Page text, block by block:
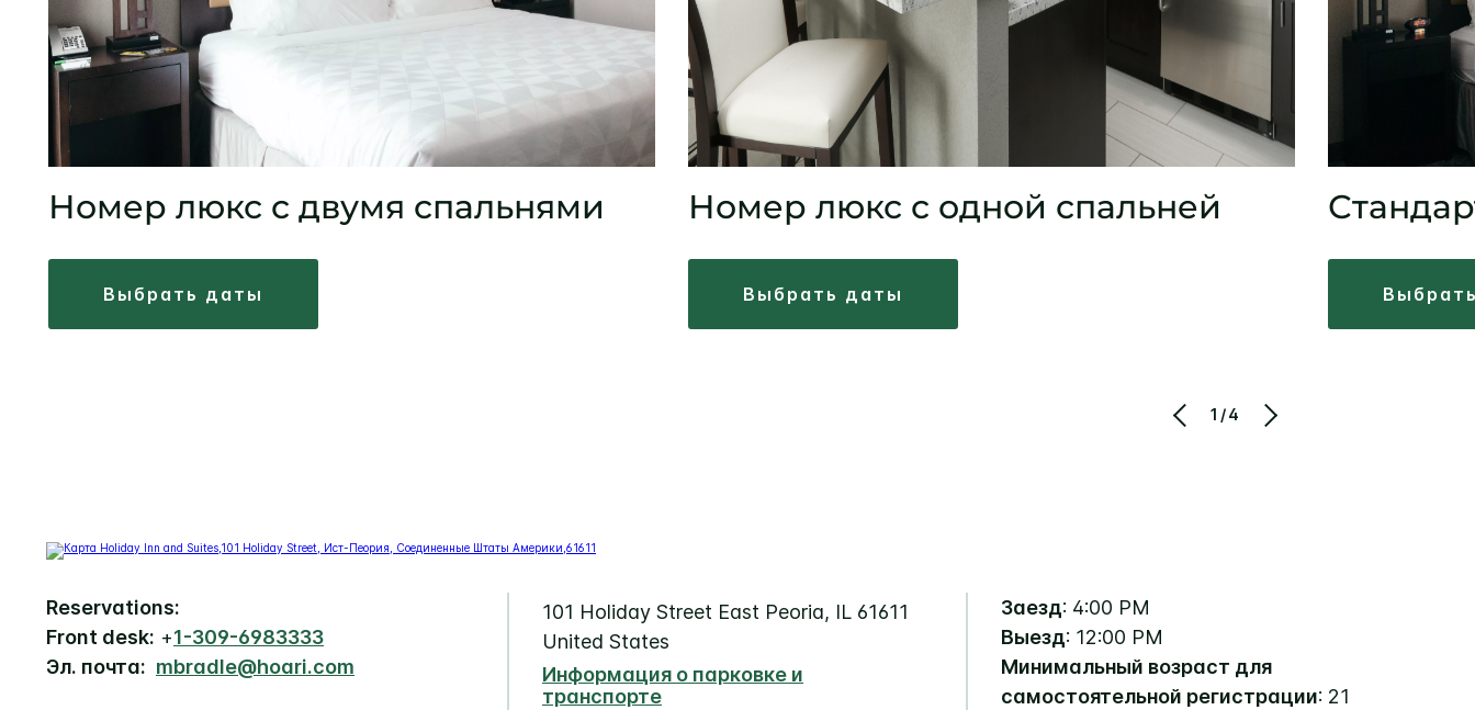
Номер люкс с двумя спальнями
выбрать даты
Номер люкс с одной спальней
выбрать даты
1/4
Reservations:
Front desk: +1-309-6983333
Эл. почта: mbradle@hoari.com
101 Holiday Street East Peoria, IL 61611
United States
Информация о парковке и
транспорте
Заезд: 4:00 PM
Выезд: 12:00 PM
Минимальный возраст для
самостоятельной регистрации: 21